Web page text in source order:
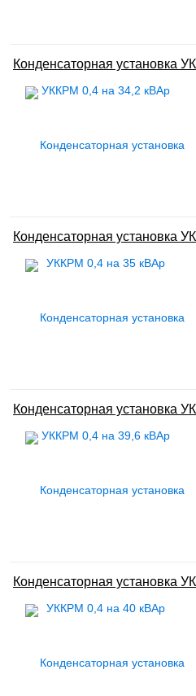
Конденсаторная установка
Конденсаторная установка
Конденсаторная установка
Конденсаторная установка